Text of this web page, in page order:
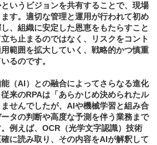
いうビジョンを共有することで、現場
す。適切な管理と運用が行われて初め
、組織に安定した恩恵をもたらすこと
ち止まるのではなく、リスクをコント
範囲を拡大していく、戦略的かつ慎重
るのです。
（AI）との融合によってさらなる進化
来のRPAは「あらかじめ決められたル
せんでしたが、AIや機械学習と組み合
タの判断や高度な予測を伴う業務まで
例えば、OCR（光学文字認識）技術
に読み取り、その内容をAIが解釈して